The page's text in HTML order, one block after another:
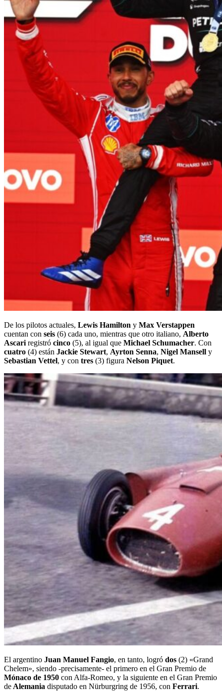
De los pilotos actuales, Lewis Hamilton y Max Verstappen
cuentan con seis (6) cada uno, mientras que otro italiano, Alberto
Ascari registró cinco (5), al igual que Michael Schumacher. Con
cuatro (4) están Jackie Stewart, Ayrton Senna, Nigel Mansell y
Sebastian Vettel, y con tres (3) figura Nelson Piquet.
El argentino Juan Manuel Fangio, en tanto, logró dos (2) «Grand
Chelem», siendo -precisamente- el primero en el Gran Premio de
Mónaco de 1950 con Alfa-Romeo, y la siguiente en el Gran Premio
de Alemania disputado en Nürburgring de 1956, con Ferrari.